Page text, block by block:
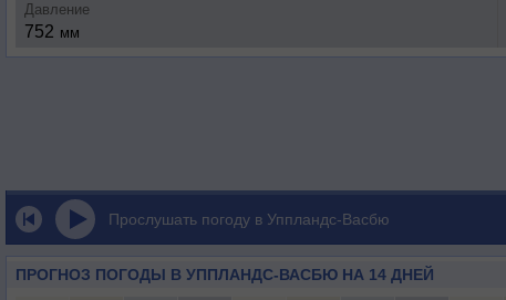
Давление
752 мм
Прослушать погоду в Уппландс-Васбю
ПРОГНОЗ ПОГОДЫ В УППЛАНДС-ВАСБЮ НА 14 ДНЕЙ